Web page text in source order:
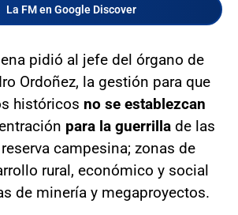
La FM en Google Discover
pidió al jefe del órgano de
Ordoñez, la gestión para que
históricos no se establezcan
para la guerrilla de las
campesina; zonas de
rural, económico y social
de minería y megaproyectos.